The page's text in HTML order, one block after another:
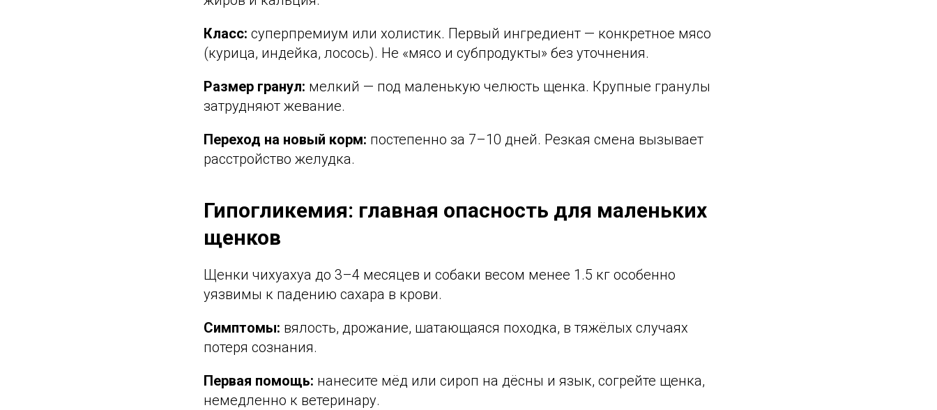
Класс: суперпремиум или холистик. Первый ингредиент — конкретное мясо
(курица, индейка, лосось). Не «мясо и субпродукты» без уточнения.
Размер гранул: мелкий — под маленькую челюсть щенка. Крупные гранулы
затрудняют жевание.
Переход на новый корм: постепенно за 7–10 дней. Резкая смена вызывает
расстройство желудка.
Гипогликемия: главная опасность для маленьких
щенков
Щенки чихуахуа до 3–4 месяцев и собаки весом менее 1.5 кг особенно
уязвимы к падению сахара в крови.
Симптомы: вялость, дрожание, шатающаяся походка, в тяжёлых случаях
потеря сознания.
Первая помощь: нанесите мёд или сироп на дёсны и язык, согрейте щенка,
немедленно к ветеринару.